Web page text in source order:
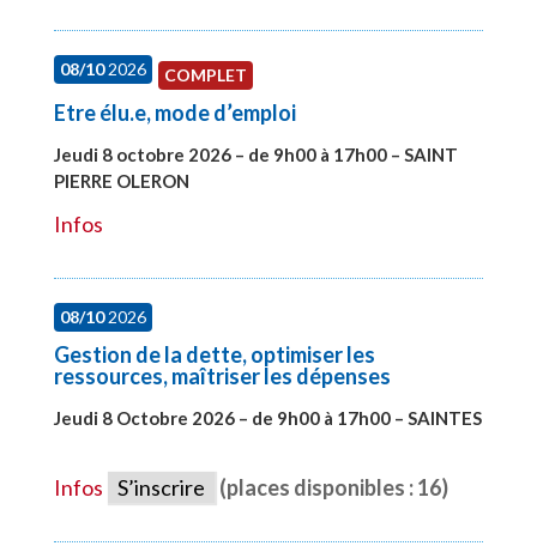
08/102026 COMPLET
Etre élu.e, mode d’emploi
Jeudi 8 octobre 2026 – de 9h00 à 17h00 – SAINT
PIERRE OLERON
Infos
08/102026
Gestion de la dette, optimiser les
ressources, maîtriser les dépenses
Jeudi 8 Octobre 2026 – de 9h00 à 17h00 – SAINTES
Infos S’inscrire (places disponibles : 16)